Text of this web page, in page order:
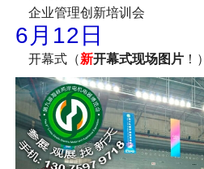
企业管理创新培训会
6月12日
开幕式（新开幕式现场图片！）